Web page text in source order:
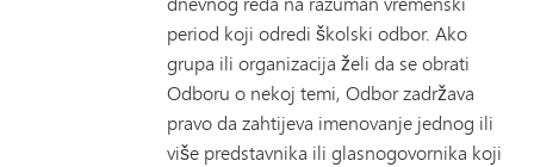
period koji odredi školski odbor. Ako
grupa ili organizacija želi da se obrati
Odboru o nekoj temi, Odbor zadržava
pravo da zahtijeva imenovanje jednog ili
više predstavnika ili glasnogovornika koji